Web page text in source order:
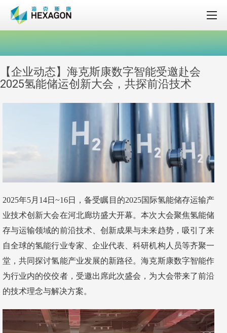
【企业动态】海克斯康数字智能受邀赴会
2025氢能储运创新大会，共探前沿技术
2025年5月14日~16日，备受瞩目的2025国际氢能储存运输产
业技术创新大会在河北廊坊盛大开幕。本次大会聚焦氢能储
存与运输领域的前沿技术、创新成果与未来趋势，吸引了来
自全球的氢能行业专家、企业代表、科研机构人员等齐聚一
堂，共同探讨氢能产业发展的新路径。海克斯康数字智能作
为行业内的佼佼者，受邀出席此次盛会，为大会带来了前沿
的技术理念与解决方案。